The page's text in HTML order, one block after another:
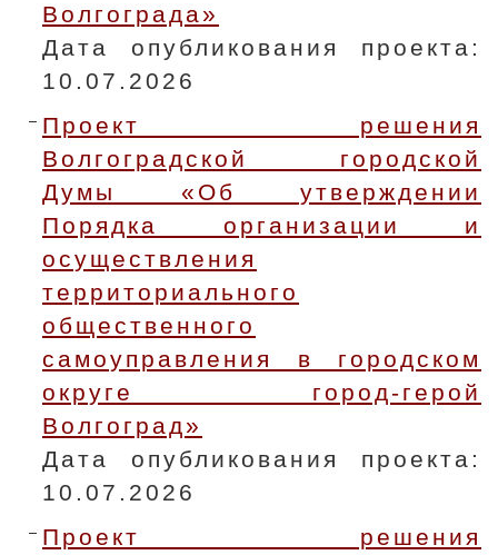
Волгограда»
Дата опубликования проекта:
10.07.2026
Проект решения
Волгоградской городской
Думы «Об утверждении
Порядка организации и
осуществления
территориального
общественного
самоуправления в городском
округе город-герой
Волгоград»
Дата опубликования проекта:
10.07.2026
Проект решения